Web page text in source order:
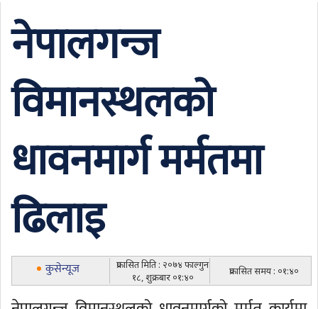
नेपालगन्ज
विमानस्थलको
धावनमार्ग मर्मतमा
ढिलाइ
कुसेन्यूज
प्रकासित मिति : २०७४ फाल्गुन
१८, शुक्रबार ०१:४०
प्रकासित समय : ०१:४०